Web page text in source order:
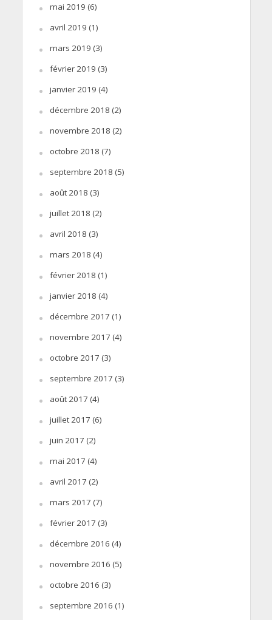
mai 2019 (6)
avril 2019 (1)
mars 2019 (3)
février 2019 (3)
janvier 2019 (4)
décembre 2018 (2)
novembre 2018 (2)
octobre 2018 (7)
septembre 2018 (5)
août 2018 (3)
juillet 2018 (2)
avril 2018 (3)
mars 2018 (4)
février 2018 (1)
janvier 2018 (4)
décembre 2017 (1)
novembre 2017 (4)
octobre 2017 (3)
septembre 2017 (3)
août 2017 (4)
juillet 2017 (6)
juin 2017 (2)
mai 2017 (4)
avril 2017 (2)
mars 2017 (7)
février 2017 (3)
décembre 2016 (4)
novembre 2016 (5)
octobre 2016 (3)
septembre 2016 (1)